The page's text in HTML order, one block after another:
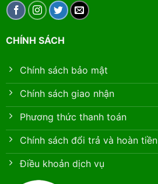
CHÍNH SÁCH
Chính sách bảo mật
Chính sách giao nhận
Phương thức thanh toán
Chính sách đổi trả và hoàn tiền
Điều khoản dịch vụ